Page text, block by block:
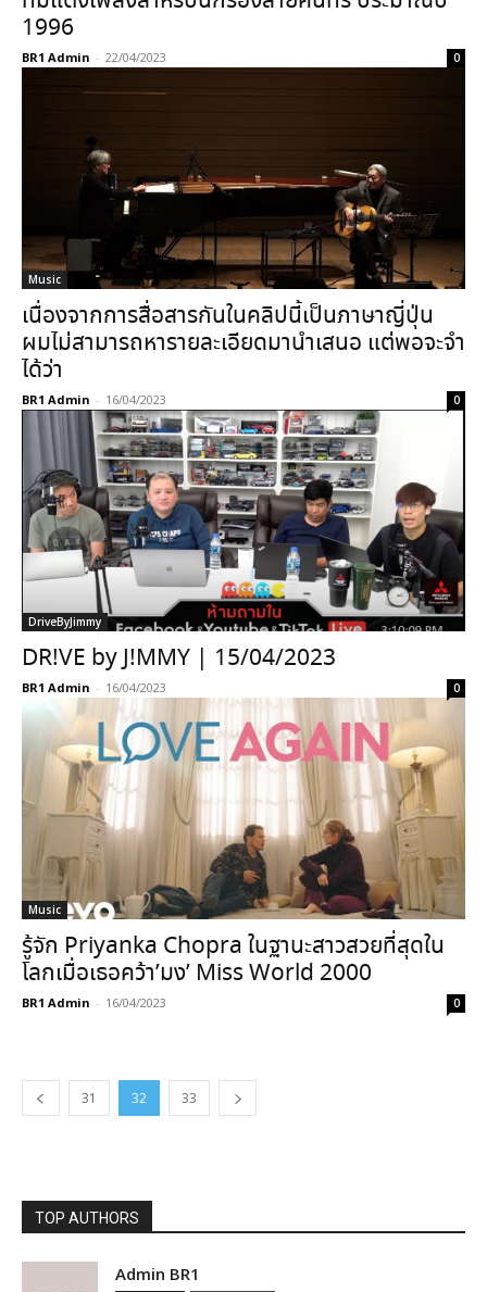
1996
BR1 Admin - 22/04/2023 0
Music
เนื่องจากการสื่อสารกันในคลิปนี้เป็นภาษาญี่ปุ่น
ผมไม่สามารถหารายละเอียดมานำเสนอ แต่พอจะจำ
ได้ว่า
BR1 Admin - 16/04/2023 0
DriveByJimmy
DR!VE by J!MMY | 15/04/2023
BR1 Admin - 16/04/2023 0
Music
รู้จัก Priyanka Chopra ในฐานะสาวสวยที่สุดใน
โลกเมื่อเธอคว้า’มง’ Miss World 2000
BR1 Admin - 16/04/2023 0
31 32 33
TOP AUTHORS
Admin BR1